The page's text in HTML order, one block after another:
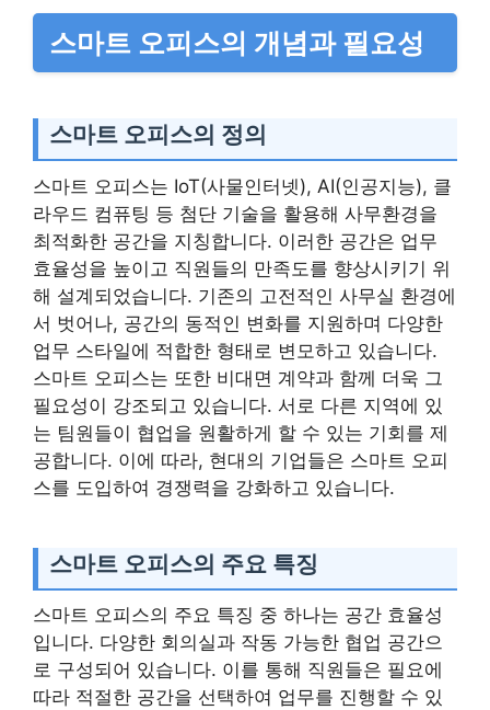
스마트 오피스의 개념과 필요성
스마트 오피스의 정의
스마트 오피스는 IoT(사물인터넷), AI(인공지능), 클
라우드 컴퓨팅 등 첨단 기술을 활용해 사무환경을
최적화한 공간을 지칭합니다. 이러한 공간은 업무
효율성을 높이고 직원들의 만족도를 향상시키기 위
해 설계되었습니다. 기존의 고전적인 사무실 환경에
서 벗어나, 공간의 동적인 변화를 지원하며 다양한
업무 스타일에 적합한 형태로 변모하고 있습니다.
스마트 오피스는 또한 비대면 계약과 함께 더욱 그
필요성이 강조되고 있습니다. 서로 다른 지역에 있
는 팀원들이 협업을 원활하게 할 수 있는 기회를 제
공합니다. 이에 따라, 현대의 기업들은 스마트 오피
스를 도입하여 경쟁력을 강화하고 있습니다.
스마트 오피스의 주요 특징
스마트 오피스의 주요 특징 중 하나는 공간 효율성
입니다. 다양한 회의실과 작동 가능한 협업 공간으
로 구성되어 있습니다. 이를 통해 직원들은 필요에
따라 적절한 공간을 선택하여 업무를 진행할 수 있